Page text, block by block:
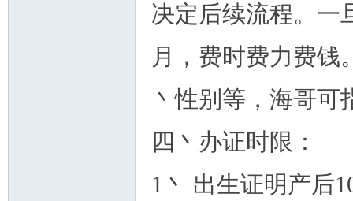
决定后续流程。一
月，费时费力费钱
丶性别等，海哥
四丶办证时限：
1丶 出生证明产后